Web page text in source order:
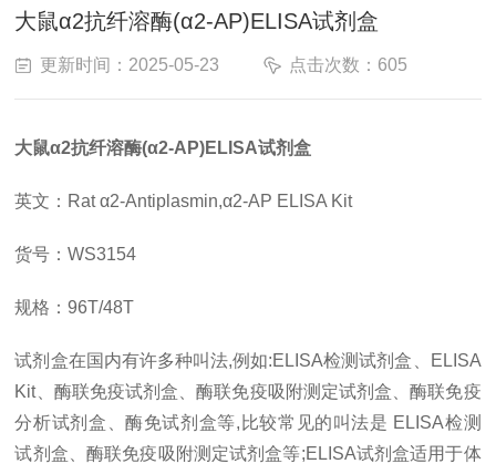
大鼠α2抗纤溶酶(α2-AP)ELISA试剂盒
更新时间：2025-05-23 点击次数：605
大鼠α2抗纤溶酶(α2-AP)ELISA试剂盒
英文： Ratα2-Antiplasmin,α2-AP ELISA Kit
货号：WS3154
规格：96T/48T
试剂盒在国内有许多种叫法,例如:ELISA检测试剂盒、
ELISA
Kit、酶联免疫试剂盒、酶联免疫吸附测定试剂盒、酶联免疫
分析试剂盒、酶免试剂盒等, 比较常见的叫法是 ELISA检测
试剂盒、酶联免疫吸附测定试剂盒等;ELISA试剂盒适用于体